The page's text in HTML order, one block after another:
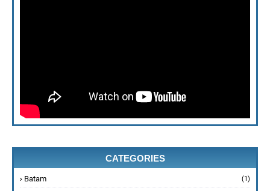
CATEGORIES
Batam (1)